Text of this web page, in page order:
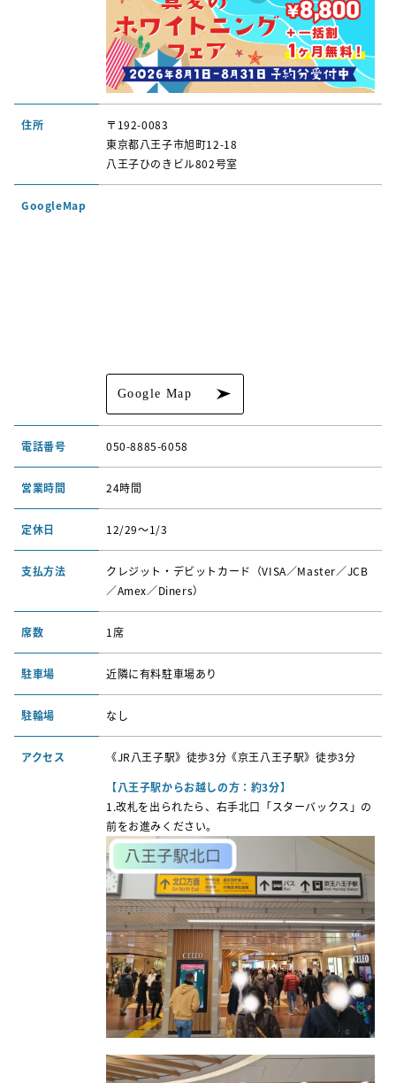
住所
〒192-0083
東京都八王子市旭町12-18
八王子ひのきビル802号室
GoogleMap
Google Map
電話番号 050-8885-6058
営業時間 24時間
定休日 12/29〜1/3
支払方法
クレジット・デビットカード（VISA／Master／JCB
／Amex／Diners）
席数 1席
駐車場 近隣に有料駐車場あり
駐輪場 なし
アクセス
《JR八王子駅》徒歩3分《京王八王子駅》徒歩3分
【八王子駅からお越しの方：約3分】
1.改札を出られたら、右手北口「スターバックス」の
前をお進みください。